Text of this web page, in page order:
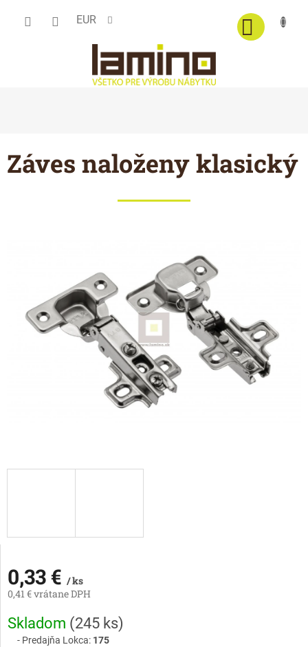
EUR
Záves naloženy klasický
0,33 € / ks
0,41 € vrátane DPH
Jednotková
cena:
Skladom (245 ks)
Predajňa Lokca: 175